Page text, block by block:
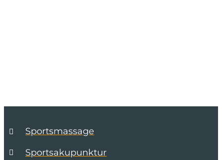
Sportsmassage
Sportsakupunktur